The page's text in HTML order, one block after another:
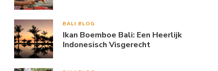
BALI BLOG
Ikan Boemboe Bali: Een Heerlijk
Indonesisch Visgerecht